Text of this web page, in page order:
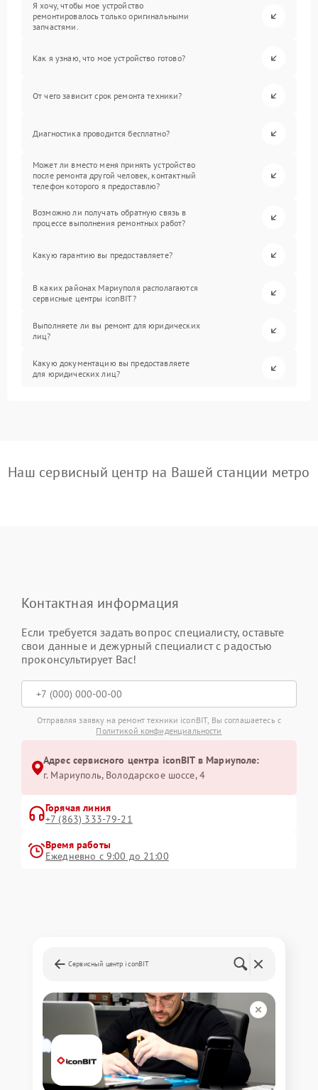
Я хочу, чтобы мое устройство
ремонтировалось только оригинальными
запчастями.
Как я узнаю, что мое устройство готово?
От чего зависит срок ремонта техники?
Диагностика проводится бесплатно?
Может ли вместо меня принять устройство
после ремонта другой человек, контактный
телефон которого я предоставлю?
Возможно ли получать обратную связь в
процессе выполнения ремонтных работ?
Какую гарантию вы предоставляете?
В каких районах Мариуполя располагаются
сервисные центры iconBIT?
Выполняете ли вы ремонт для юридических
лиц?
Какую документацию вы предоставляете
для юридических лиц?
Наш сервисный центр на Вашей станции метро
Контактная информация
Если требуется задать вопрос специалисту, оставьте
свои данные и дежурный специалист с радостью
проконсультирует Вас!
Отправляя заявку на ремонт техники iconBIT, Вы соглашаетесь с
Политикой конфиденциальности
Адрес сервисного центра iconBIT в Мариуполе:
г. Мариуполь, Володарское шоссе, 4
Горячая линия
+7 (863) 333-79-21
Время работы
Ежедневно с 9:00 до 21:00
Сервисный центр iconBIT